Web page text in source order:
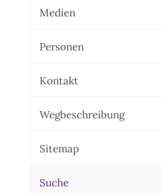
Medien
Personen
Kontakt
Wegbeschreibung
Sitemap
Suche